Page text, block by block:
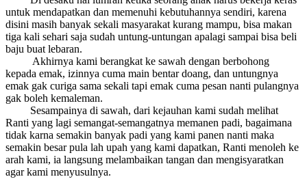
untuk mendapatkan dan memenuhi kebutuhannya sendiri, karena
disini masih banyak sekali masyarakat kurang mampu, bisa makan
tiga kali sehari saja sudah untung-untungan apalagi sampai bisa beli
baju buat lebaran.
Akhirnya kami berangkat ke sawah dengan berbohong
kepada emak, izinnya cuma main bentar doang, dan untungnya
emak gak curiga sama sekali tapi emak cuma pesan nanti pulangnya
gak boleh kemaleman.
Sesampainya di sawah, dari kejauhan kami sudah melihat
Ranti yang lagi semangat-semangatnya memanen padi, bagaimana
tidak karna semakin banyak padi yang kami panen nanti maka
semakin besar pula lah upah yang kami dapatkan, Ranti menoleh ke
arah kami, ia langsung melambaikan tangan dan mengisyaratkan
agar kami menyusulnya.